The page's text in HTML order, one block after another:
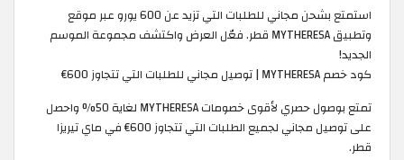
استمتع بشحن مجاني للطلبات التي تزيد عن 600 يورو عبر موقع
وتطبيق MYTHERESA قطر. فعّل العرض واكتشف مجموعة الموسم
الجديد!
كود خصم MYTHERESA | توصيل مجاني للطلبات التي تتجاوز 600€
تمتع بوصول حصري لأقوى خصومات MYTHERESA لغاية 50% واحصل
على توصيل مجاني لجميع الطلبات التي تتجاوز 600€ في ماي تيريزا
قطر.